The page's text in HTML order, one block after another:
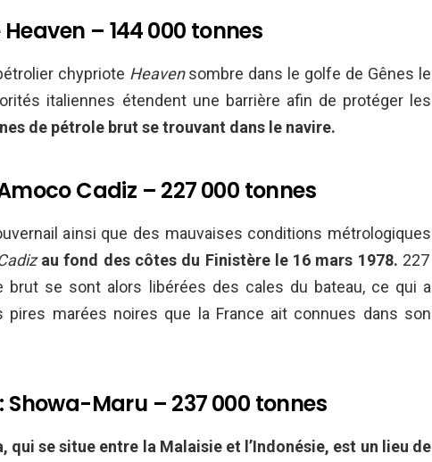
Heaven – 144 000 tonnes
chypriote Heavensombre dans le golfe de Gênes le
italiennes étendent une barrière afin de protéger les
de pétrole brut se trouvant dans le navire.
Cadiz – 227 000 tonnes
ainsi que des mauvaises conditions métrologiques
au fond des côtes du Finistère le 16 mars 1978. 227
brut se sont alors libérées des cales du bateau, ce qui a
pires marées noires que la France ait connues dans son
Showa-Maru – 237 000 tonnes
qui se situe entre la Malaisie et l’Indonésie, est un lieu de